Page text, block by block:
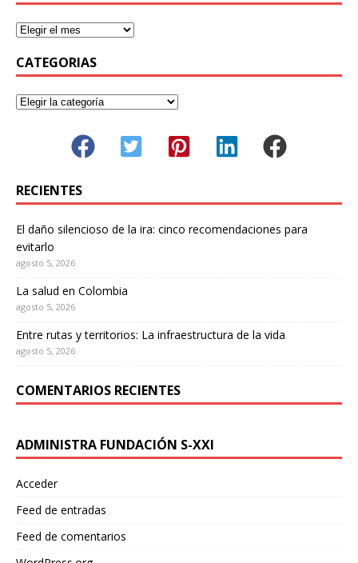
CATEGORIAS
RECIENTES
El daño silencioso de la ira: cinco recomendaciones para
evitarlo
agosto 5, 2026
La salud en Colombia
agosto 5, 2026
Entre rutas y territorios: La infraestructura de la vida
agosto 5, 2026
COMENTARIOS RECIENTES
ADMINISTRA FUNDACIÓN S-XXI
Acceder
Feed de entradas
Feed de comentarios